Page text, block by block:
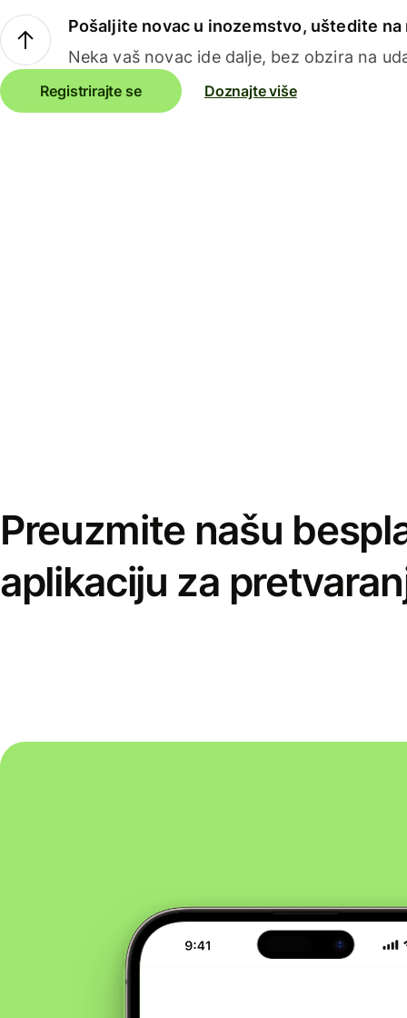
Pošaljite novac u inozemstvo, uštedite na
Neka vaš novac ide dalje, bez obzira na
Registrirajte se Doznajte više
Preuzmite našu
aplikaciju za